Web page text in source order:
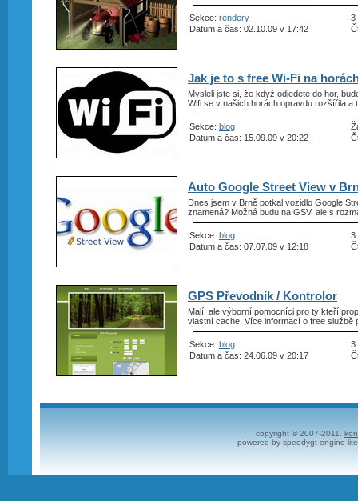
Sekce: rendery
3
Datum a čas: 02.10.09 v 17:42
Jak je to s free Wi-Fi na
Mysleli jste si, že když odjedete do hor,
Wifi se v našich horách opravdu rozšířila a
Sekce: blog
Datum a čas: 15.09.09 v 20:22
Auto Google Street View v
Dnes jsem v Brně potkal vozidlo Google
znamená? Možná budu na GSV, ale s
Sekce: blog
3
Datum a čas: 07.07.09 v 12:18
GPS Převodník / Kontrolor
Malí, ale výborní pomocníci pro ty kteří
vlastní cache. Více informací o free službě
Sekce: blog
3
Datum a čas: 24.06.09 v 20:17
copyright © 2007-2011.
powered by speedygt engine